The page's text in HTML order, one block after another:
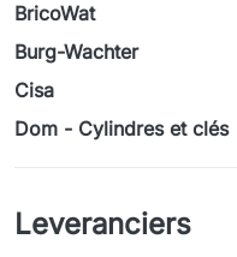
BricoWat
Burg-Wachter
Cisa
Dom - Cylindres et clés
Leveranciers